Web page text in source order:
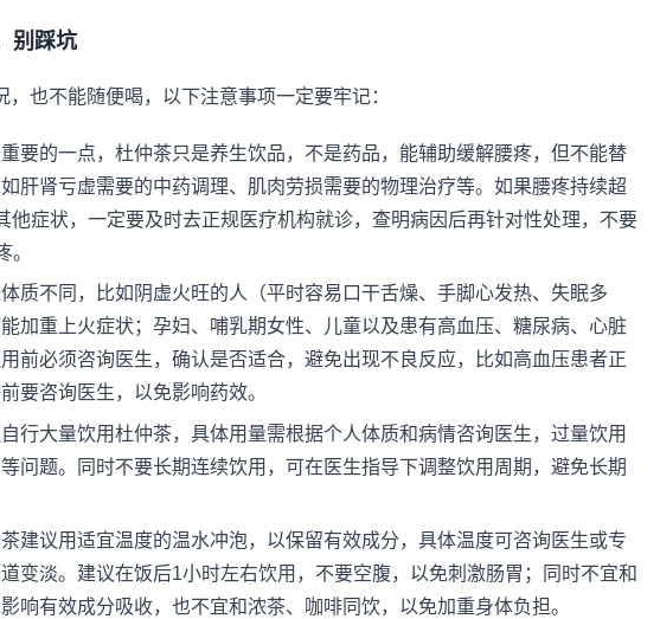
别踩坑
也不能随便喝，以下注意事项一定要牢记：
要的一点，杜仲茶只是养生饮品，不是药品，能辅助缓解腰疼，但不能替
肝肾亏虚需要的中药调理、肌肉劳损需要的物理治疗等。如果腰疼持续超
他症状，一定要及时去正规医疗机构就诊，查明病因后再针对性处理，不要
。
质不同，比如阴虚火旺的人（平时容易口干舌燥、手脚心发热、失眠多
加重上火症状；孕妇、哺乳期女性、儿童以及患有高血压、糖尿病、心脏
前必须咨询医生，确认是否适合，避免出现不良反应，比如高血压患者正
要咨询医生，以免影响药效。
行大量饮用杜仲茶，具体用量需根据个人体质和病情咨询医生，过量饮用
问题。同时不要长期连续饮用，可在医生指导下调整饮用周期，避免长期
建议用适宜温度的温水冲泡，以保留有效成分，具体温度可咨询医生或专
变淡。建议在饭后1小时左右饮用，不要空腹，以免刺激肠胃；同时不宜和
响有效成分吸收，也不宜和浓茶、咖啡同饮，以免加重身体负担。